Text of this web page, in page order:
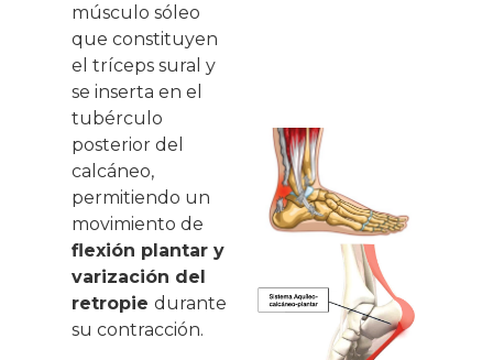
músculo sóleo
que constituyen
el tríceps sural y
se inserta en el
tubérculo
posterior del
calcáneo,
permitiendo un
movimiento de
flexión plantar y
varización del
retropie durante
su contracción.